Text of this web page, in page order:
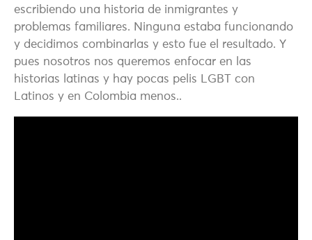
escribiendo una historia de inmigrantes y
problemas familiares. Ninguna estaba funcionando
y decidimos combinarlas y esto fue el resultado. Y
pues nosotros nos queremos enfocar en las
historias latinas y hay pocas pelis LGBT con
Latinos y en Colombia menos..